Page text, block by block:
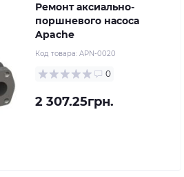
Ремонт аксиально-
поршневого насоса
Apache
Код товара: APN-0020
0
2 307.25грн.